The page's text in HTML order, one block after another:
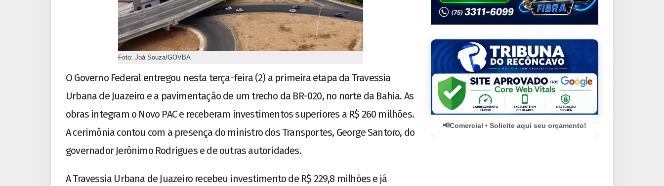
Foto: Joá Souza/GOVBA
O Governo Federal entregou nesta terça-feira (2) a primeira etapa da Travessia
Urbana de Juazeiro e a pavimentação de um trecho da BR-020, no norte da Bahia. As
obras integram o Novo PAC e receberam investimentos superiores a R$ 260 milhões.
A cerimônia contou com a presença do ministro dos Transportes, George Santoro, do
governador Jerônimo Rodrigues e de outras autoridades.
A Travessia Urbana de Juazeiro recebeu investimento de R$ 229,8 milhões e já
Comercial • Solicite aqui seu orçamento!